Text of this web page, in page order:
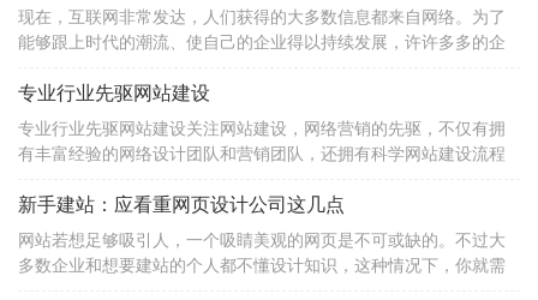
现在，互联网非常发达，人们获得的大多数信息都来自网络。为了
能够跟上时代的潮流、使自己的企业得以持续发展，许许多多的企
自己的企业，提高企业的知名
专业行业先驱网站建设
专业行业先驱网站建设关注网站建设，网络营销的先驱，不仅有拥
有丰富经验的网络设计团队和营销团队，还拥有科学网站建设流程
而不是为每个终端做一个特定
新手建站：应看重网页设计公司这几点
网站若想足够吸引人，一个吸睛美观的网页是不可或缺的。不过大
多数企业和想要建站的个人都不懂设计知识，这种情况下，你就需